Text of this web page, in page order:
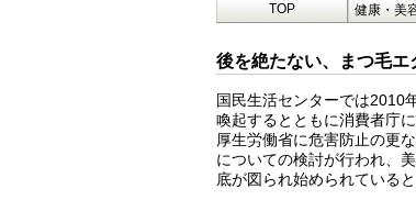
TOP 健康・美
後を絶たない、まつ毛
国民生活センターでは2010
喚起するとともに消費者庁
厚生労働省に危害防止の更
についての検討が行われ、
底が図られ始められていると